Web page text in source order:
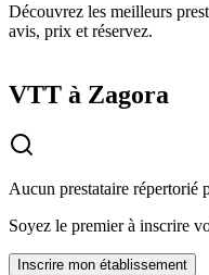
Découvrez les meilleurs
avis, prix et réservez.
VTT à Zagora
Aucun prestataire répertorié
Soyez le premier à inscrire
Inscrire mon établissement